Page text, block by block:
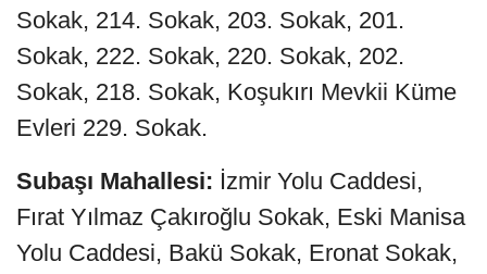
Sokak, 214. Sokak, 203. Sokak, 201.
Sokak, 222. Sokak, 220. Sokak, 202.
Sokak, 218. Sokak, Koşukırı Mevkii Küme
Evleri 229. Sokak.
Subaşı Mahallesi: İzmir Yolu Caddesi,
Fırat Yılmaz Çakıroğlu Sokak, Eski Manisa
Yolu Caddesi, Bakü Sokak, Eronat Sokak,